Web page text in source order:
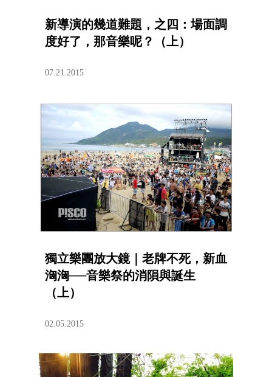
新導演的幾道難題，之四：場面調
度好了，那音樂呢？（上）
07.21.2015
獨立樂團放大鏡｜老牌不死，新血
洶洶──音樂祭的消隕與誕生
（上）
02.05.2015